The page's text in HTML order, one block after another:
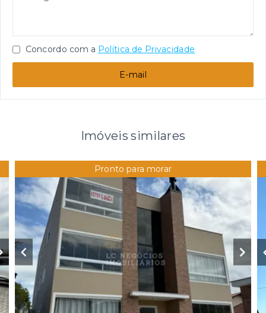
Concordo com a Política de Privacidade
E-mail
Imóveis similares
Pronto para morar